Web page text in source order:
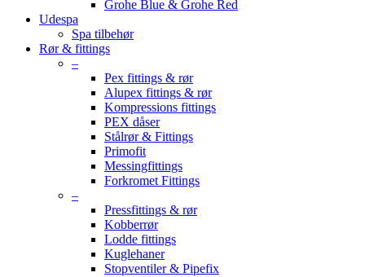
Grohe Blue & Grohe Red
Udespa
Spa tilbehør
Rør & fittings
–
Pex fittings & rør
Alupex fittings & rør
Kompressions fittings
PEX dåser
Stålrør & Fittings
Primofit
Messingfittings
Forkromet Fittings
–
Pressfittings & rør
Kobberrør
Lodde fittings
Kuglehaner
Stopventiler & Pipefix